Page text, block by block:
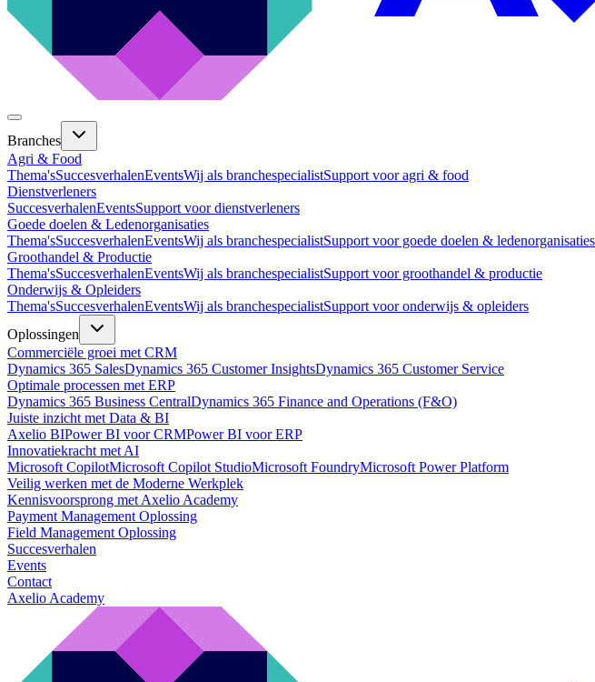
Branches
Agri & Food
Thema'sSuccesverhalenEventsWij als branchespecialistSupport voor agri & food
Dienstverleners
SuccesverhalenEventsSupport voor dienstverleners
Goede doelen & Ledenorganisaties
Thema'sSuccesverhalenEventsWij als branchespecialistSupport voor goede doelen & ledenorganisaties
Groothandel & Productie
Thema'sSuccesverhalenEventsWij als branchespecialistSupport voor groothandel & productie
Onderwijs & Opleiders
Thema'sSuccesverhalenEventsWij als branchespecialistSupport voor onderwijs & opleiders
Oplossingen
Commerciële groei met CRM
Dynamics 365 SalesDynamics 365 Customer InsightsDynamics 365 Customer Service
Optimale processen met ERP
Dynamics 365 Business CentralDynamics 365 Finance and Operations (F&O)
Juiste inzicht met Data & BI
Axelio BIPower BI voor CRMPower BI voor ERP
Innovatiekracht met AI
Microsoft CopilotMicrosoft Copilot StudioMicrosoft FoundryMicrosoft Power Platform
Veilig werken met de Moderne Werkplek
Kennisvoorsprong met Axelio Academy
Payment Management Oplossing
Field Management Oplossing
Succesverhalen
Events
Contact
Axelio Academy